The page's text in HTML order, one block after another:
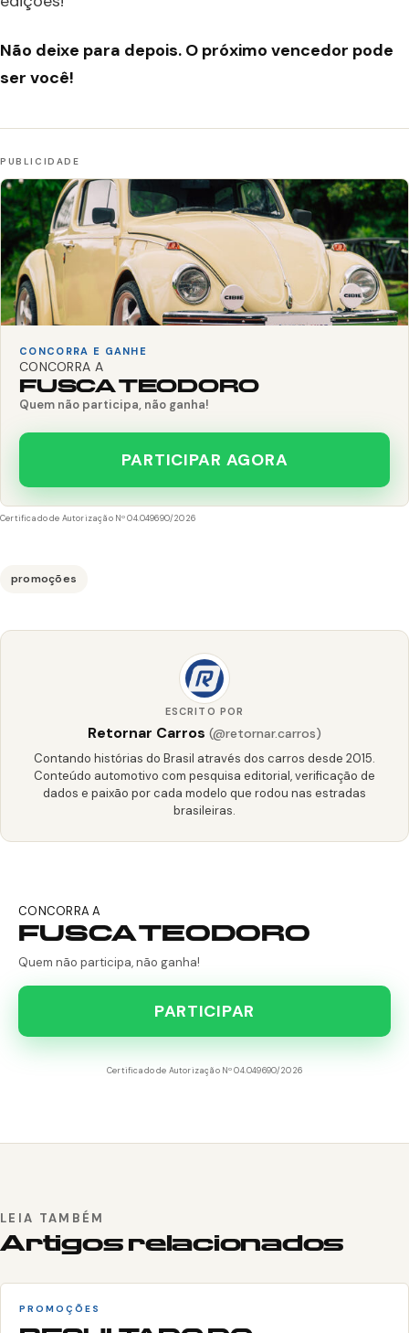
Não deixe para depois. O próximo vencedor pode
ser você!
CONCORRA E GANHE
CONCORRA A
FUSCA TEODORO
Quem não participa, não ganha!
PARTICIPAR AGORA
Certificado de Autorização Nº 04.049690/2026
promoções
ESCRITO POR
Retornar Carros (@retornar.carros)
Contando histórias do Brasil através dos carros desde 2015.
Conteúdo automotivo com pesquisa editorial, verificação de
dados e paixão por cada modelo que rodou nas estradas
brasileiras.
CONCORRA A
FUSCA TEODORO
Quem não participa, não ganha!
PARTICIPAR
Certificado de Autorização Nº 04.049690/2026
LEIA TAMBÉM
Artigos relacionados
PROMOÇÕES